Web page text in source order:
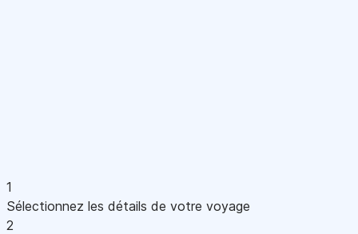
1
Sélectionnez les détails de votre voyage
2